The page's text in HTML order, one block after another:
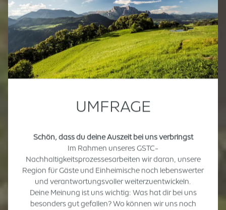
UMFRAGE
Schön, dass du deine Auszeit bei uns verbringst
Im Rahmen unseres GSTC-
Nachhaltigkeitsprozessesarbeiten wir daran, unsere
Region für Gäste und Einheimische noch lebenswerter
und verantwortungsvoller weiterzuentwickeln.
Deine Meinung ist uns wichtig: Was hat dir bei uns
besonders gut gefallen? Wo können wir uns noch